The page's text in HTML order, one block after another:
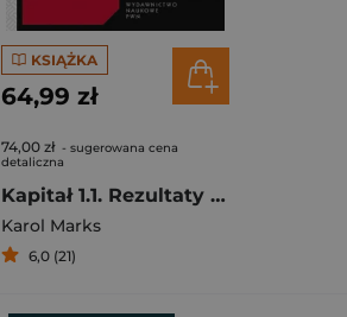
KSIĄŻKA
64,99 zł
74,00 zł - sugerowana cena
detaliczna
Kapitał 1.1. Rezultaty bezpośredniego procesu produkcji
Karol Marks
6,0 (21)